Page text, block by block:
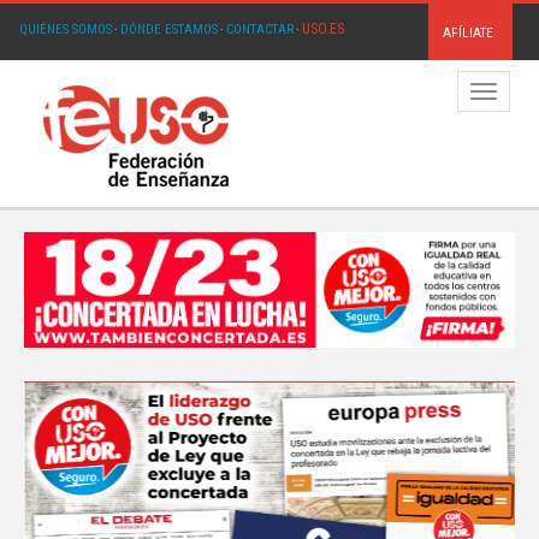
QUIÉNES SOMOS· DÓNDE ESTAMOS· CONTACTAR· USO.ES AFÍLIATE
Menú